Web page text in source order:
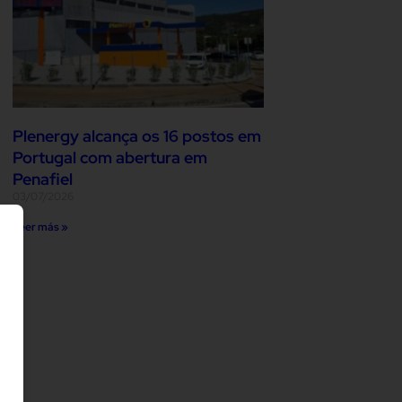
Plenergy alcança os 16 postos em
Portugal com abertura em
Penafiel
Leer más »